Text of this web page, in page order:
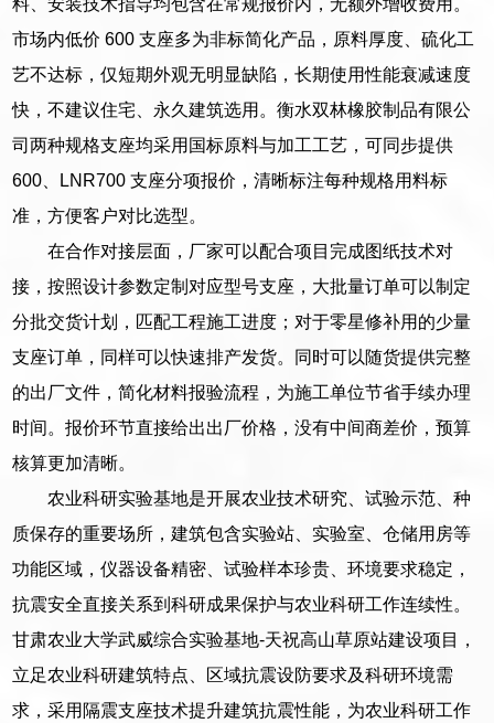
料、安装技术指导均包含在常规报价内，无额外增收费用。
市场内低价 600 支座多为非标简化产品，原料厚度、硫化工
艺不达标，仅短期外观无明显缺陷，长期使用性能衰减速度
快，不建议住宅、永久建筑选用。衡水双林橡胶制品有限公
司两种规格支座均采用国标原料与加工工艺，可同步提供
600、LNR700 支座分项报价，清晰标注每种规格用料标
准，方便客户对比选型。
在合作对接层面，厂家可以配合项目完成图纸技术对
接，按照设计参数定制对应型号支座，大批量订单可以制定
分批交货计划，匹配工程施工进度；对于零星修补用的少量
支座订单，同样可以快速排产发货。同时可以随货提供完整
的出厂文件，简化材料报验流程，为施工单位节省手续办理
时间。报价环节直接给出出厂价格，没有中间商差价，预算
核算更加清晰。
农业科研实验基地是开展农业技术研究、试验示范、种
质保存的重要场所，建筑包含实验站、实验室、仓储用房等
功能区域，仪器设备精密、试验样本珍贵、环境要求稳定，
抗震安全直接关系到科研成果保护与农业科研工作连续性。
甘肃农业大学武威综合实验基地-天祝高山草原站建设项目，
立足农业科研建筑特点、区域抗震设防要求及科研环境需
求，采用隔震支座技术提升建筑抗震性能，为农业科研工作